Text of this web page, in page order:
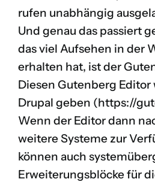
rufen unabhängig
Und genau das passiert
das viel Aufsehen in der
erhalten hat, ist der
Diesen Gutenberg Editor
Drupal geben (https://
Wenn der Editor dann
weitere Systeme zur
können auch
Erweiterungsblöcke für